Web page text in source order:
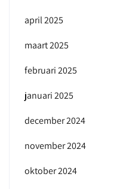
april 2025
maart 2025
februari 2025
januari 2025
december 2024
november 2024
oktober 2024